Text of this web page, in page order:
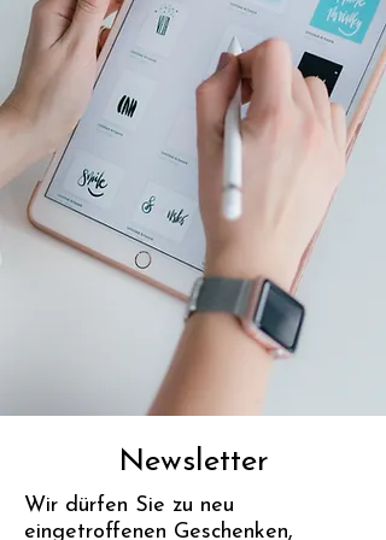
Newsletter
Wir dürfen Sie zu neu
eingetroffenen Geschenken,